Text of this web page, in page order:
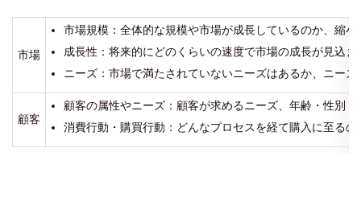
市場
市場規模：全体的な規模や市場が成長しているのか、縮小
成長性：将来的にどのくらいの速度で市場の成長が見込ま
ニーズ：市場で満たされていないニーズはあるか、ニー
顧客
顧客の属性やニーズ：顧客が求めるニーズ、年齢・性別
消費行動・購買行動：どんなプロセスを経て購入に至る